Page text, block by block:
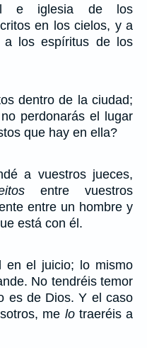
e iglesia de los
en los cielos, y a
los espíritus de los
dentro de la ciudad;
perdonarás el lugar
que hay en ella?
a vuestros jueces,
entre vuestros
entre un hombre y
está con él.
en el juicio; lo mismo
No tendréis temor
es de Dios. Y el caso
me lotraeréis a